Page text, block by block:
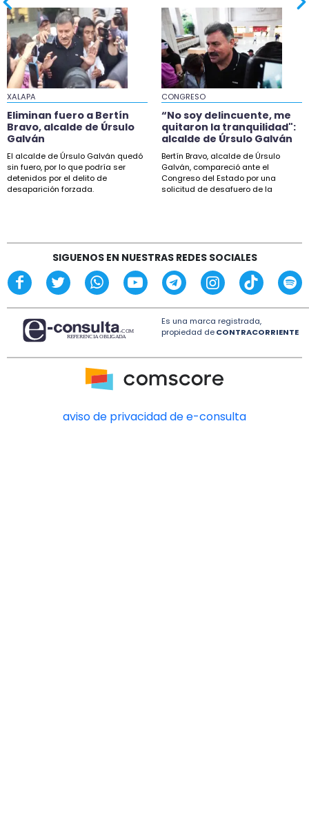
20:54
Escuelas llevan cerradas 18 años desde deslave
en Ixhuacán
20:32
Retiran cámaras de videovigilancia irregulares
18:56
Censo de periodistas fue propuesta de un
reportero: Nahle
18:23
Cierre de Ingenio San Pedro golpea a casi 40
Tejada, Veracruz
XALAPA
Eliminan fuero a Bertín
Bravo, alcalde de Úrsulo
Galván
El alcalde de Úrsulo Galván quedó
sin fuero, por lo que podría ser
detenidos por el delito de
desaparición forzada.
CONGRESO
“No soy delincuente, me
quitaron la tranquilidad":
alcalde de Úrsulo Galván
Bertín Bravo, alcalde de Úrsulo
Galván, compareció ante el
Congreso del Estado por una
solicitud de desafuero de la
SIGUENOS EN NUESTRAS REDES SOCIALES
Es una marca registrada,
propiedad deCONTRACORRIENTE
aviso de privacidad de e-consulta